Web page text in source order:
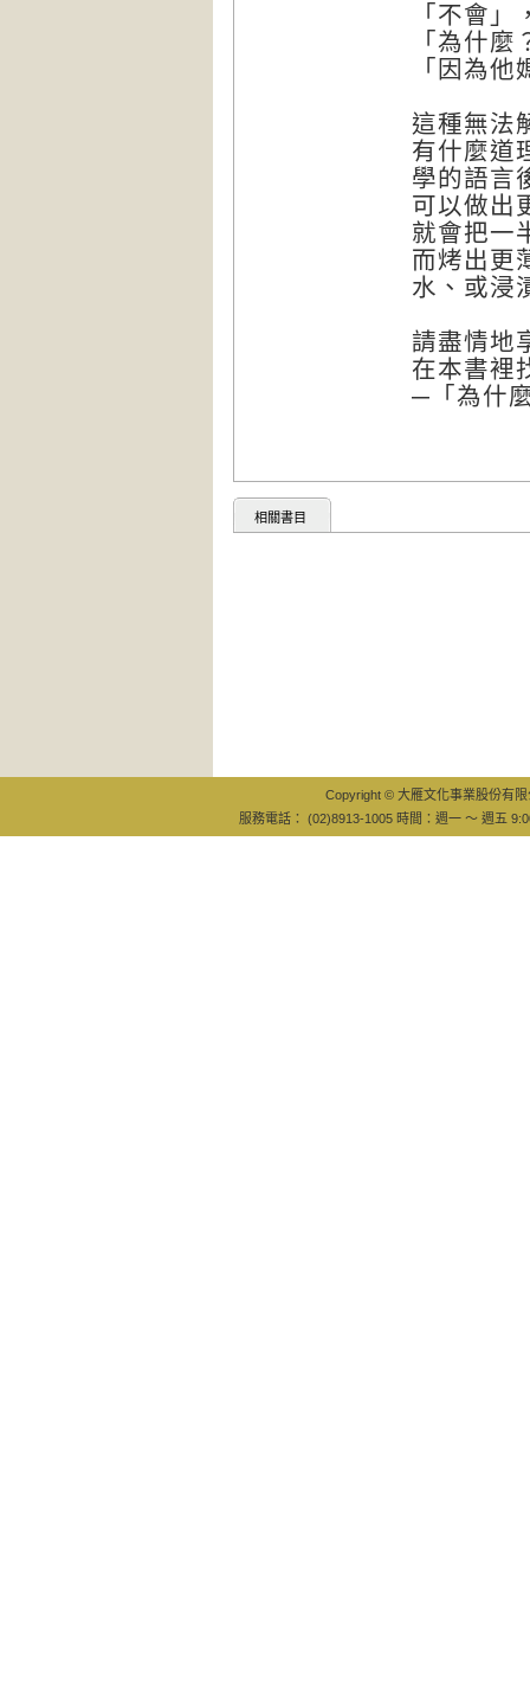
「不會
「為什
「因為
這種無法
有什麼道
學的語言
可以做出
就會把一
而烤出更
水、或浸
請盡情地
在本書裡
─「為什
相關書目
Copyright © 大雁文化事業股份有
服務電話： (02)8913-1005 時間：週一 ～ 週五